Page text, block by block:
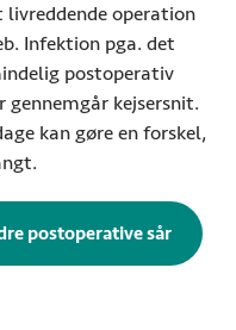
livreddende operation
Infektion pga. det
postoperativ
kejsersnit.
kan gøre en forskel,
postoperative sår